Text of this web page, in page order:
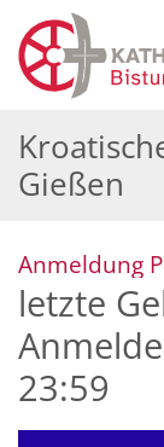
Zum Inhalt
Gießen
Anmeldung
letzte
23:59